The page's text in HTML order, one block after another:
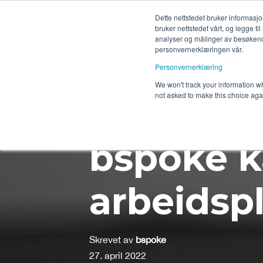
Dette nettstedet bruker
bruker nettstedet vårt, og legge
analyser og målinger av
personvernerklæringen vår.
Personvernerklæring
We won't track your information
not asked to make this choice
Tjenester
bspoke
Skrevet av bspoke
27. april 2022